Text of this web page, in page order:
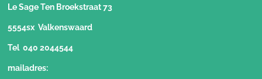
Le Sage Ten Broekstraat 73
5554sx Valkenswaard
Tel 040 2044544
mailadres: